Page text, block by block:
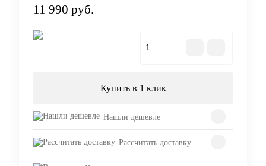
11 990 руб.
Купить в 1 клик
Нашли дешевле
Рассчитать доставку